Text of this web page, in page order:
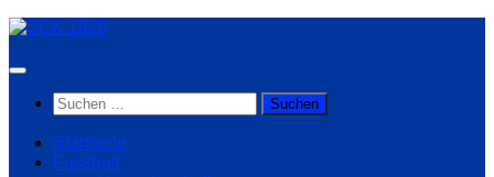
Zum
springen
Suchen
nach:
Startseite
Fussball